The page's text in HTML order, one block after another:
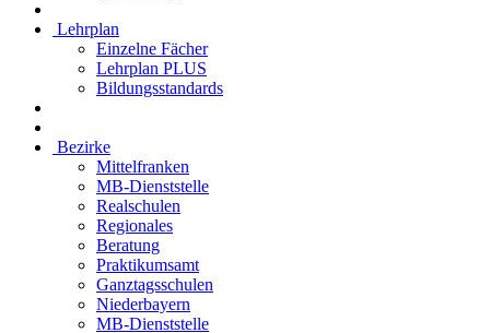
Lehrplan
Einzelne Fächer
Lehrplan PLUS
Bildungsstandards
Bezirke
Mittelfranken
MB-Dienststelle
Realschulen
Regionales
Beratung
Praktikumsamt
Ganztagsschulen
Niederbayern
MB-Dienststelle